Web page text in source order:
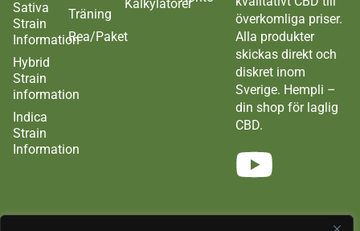
Sativa
Strain
Information
Hybrid
Strain
information
Indica
Strain
Information
Träning
Rea/Paket
Kalkylatorer
överkomliga priser.
Alla produkter
skickas direkt och
diskret inom
Sverige. Hempli –
din shop för laglig
CBD.